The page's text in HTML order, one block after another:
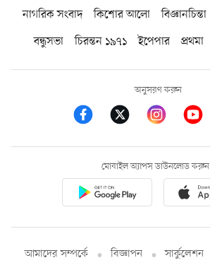
নাগরিক সংবাদ কিশোর আলো বিজ্ঞানচিন্তা
বন্ধুসভা
চিরন্তন ১৯৭১ ইপেপার প্রথমা
অনুসরণ করুন
মোবাইল অ্যাপস ডাউনলোড করুন
আমাদের সম্পর্কে বিজ্ঞাপন সার্কুলেশন